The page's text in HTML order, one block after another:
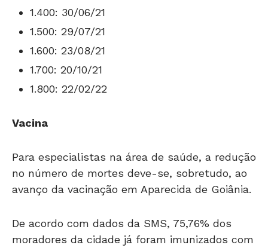
1.400: 30/06/21
1.500: 29/07/21
1.600: 23/08/21
1.700: 20/10/21
1.800: 22/02/22
Vacina
Para especialistas na área de saúde, a redução
no número de mortes deve-se, sobretudo, ao
avanço da vacinação em Aparecida de Goiânia.
De acordo com dados da SMS, 75,76% dos
moradores da cidade já foram imunizados com